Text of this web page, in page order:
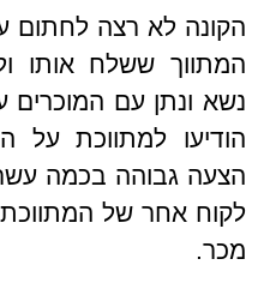
הקונה לא רצה לחתום
המתווך ששלח אותו
נשא ונתן עם
הודיעו למתווכת על
הצעה גבוהה בכמה
לקוח אחר של
מכר.